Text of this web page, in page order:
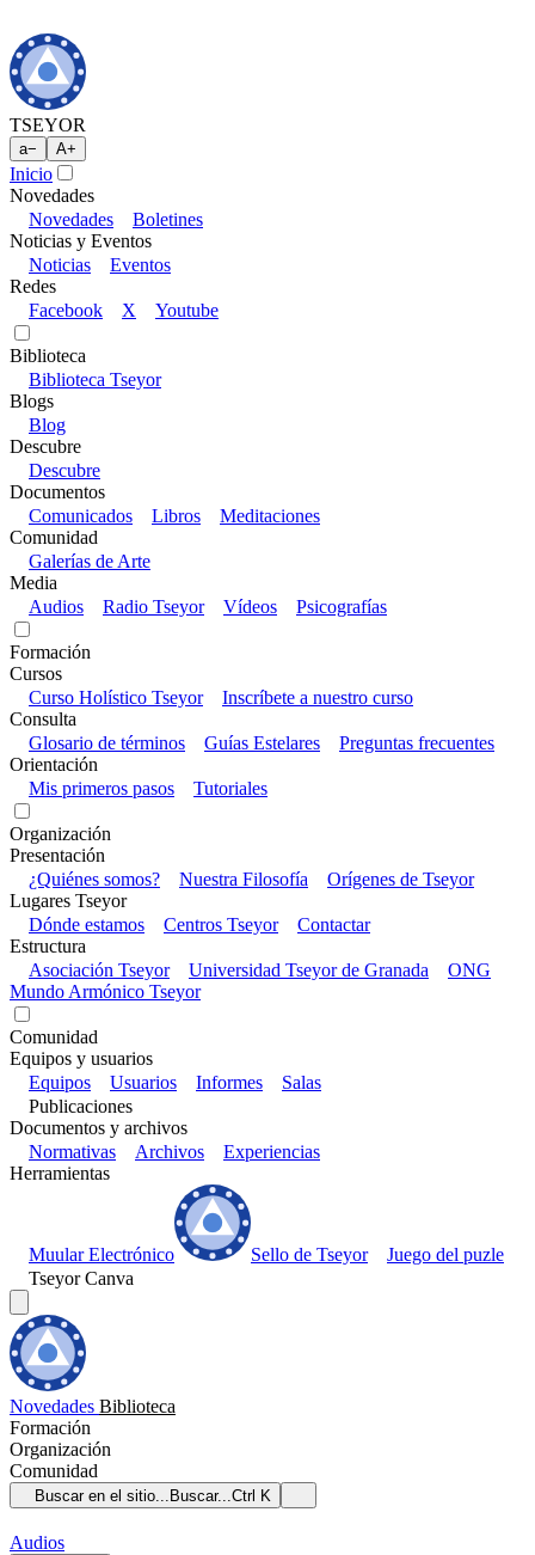
TSEYOR
a− A+
Inicio
Novedades
Novedades
Boletines
Noticias y Eventos
Noticias
Eventos
Redes
Facebook
X Youtube
Biblioteca
Biblioteca Tseyor
Blogs
Blog
Descubre
Descubre
Documentos
Comunicados
Libros
Meditaciones
Comunidad
Galerías de Arte
Media
Audios
Radio Tseyor Vídeos Psicografías
Formación
Cursos
Curso Holístico Tseyor
Inscríbete a nuestro curso
Consulta
Glosario de términos
Guías Estelares
Preguntas frecuentes
Orientación
Mis primeros pasos
Tutoriales
Organización
Presentación
¿Quiénes somos?
Nuestra Filosofía
Orígenes de Tseyor
Lugares Tseyor
Dónde estamos
Centros Tseyor
Contactar
Estructura
Asociación Tseyor
Universidad Tseyor de Granada
ONG
Mundo Armónico Tseyor
Comunidad
Equipos y usuarios
Equipos
Usuarios Informes
Salas
Publicaciones
Documentos y archivos
Normativas
Archivos
Experiencias
Herramientas
Muular Electrónico Sello de Tseyor
Juego del puzle
Tseyor Canva
Novedades Biblioteca
Formación
Organización
Comunidad
Buscar en el sitio... Buscar...Ctrl K
Audios